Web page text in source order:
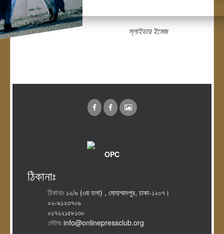
স্লাইডার ইমেজ
OPC
ঠিকানাঃ
ঠিকানাঃ ১২/৬ (৩য় তলা) , মোহাম্মাদপুর, ঢাকা-১২০৭।
০২-৯১২৩৭০৬
০১৭২২১৫৮১৩০
মেইলঃ info@onlinepressclub.org